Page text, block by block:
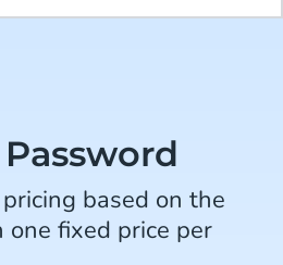
based on the
fixed price per